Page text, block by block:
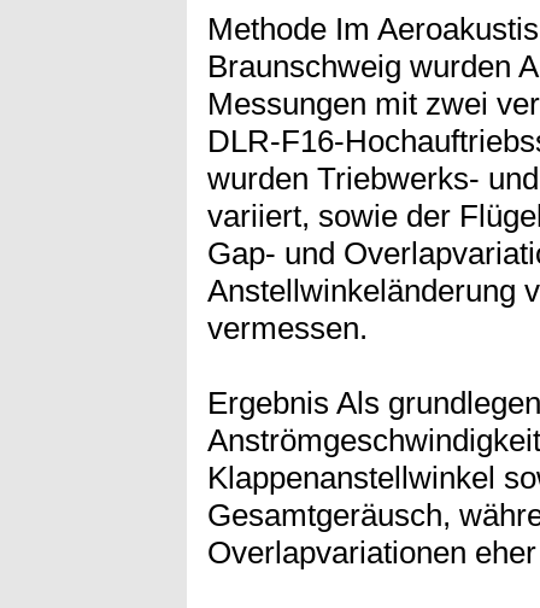
Methode Im
Braunschweig wurden
Messungen mit zwei
DLR-F16-
wurden Triebwerks-
variiert, sowie der
Gap- und
Anstellwinkeländerung
vermessen.
Ergebnis Als
Klappenanstellwinkel
Gesamtgeräusch,
Overlapvariationen